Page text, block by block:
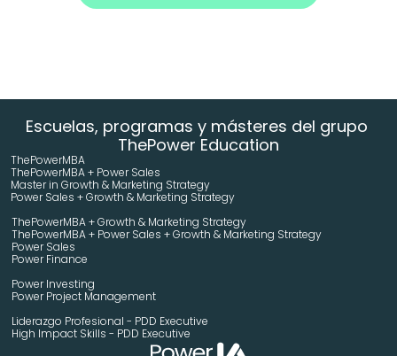
Escuelas, programas y másteres del grupo
ThePower Education
ThePowerMBA
ThePowerMBA + Power Sales
Master in Growth & Marketing Strategy
Power Sales + Growth & Marketing Strategy
ThePowerMBA + Growth & Marketing Strategy
ThePowerMBA + Power Sales + Growth & Marketing Strategy
Power Sales
Power Finance
Power Investing
Power Project Management
Liderazgo Profesional - PDD Executive
High Impact Skills - PDD Executive